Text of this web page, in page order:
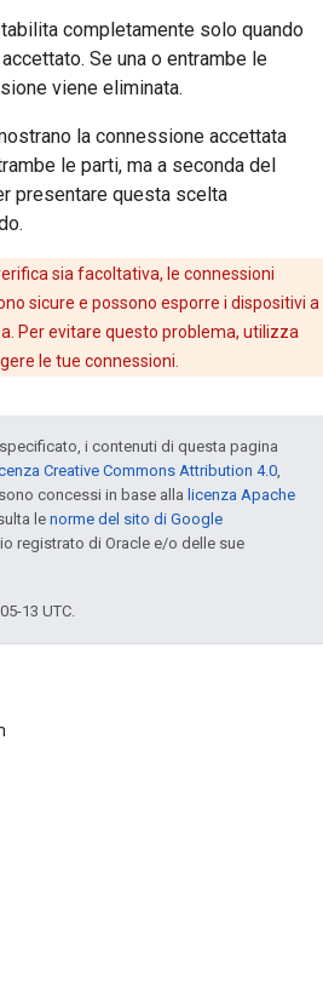
completamente solo quando
Se una o entrambe le
viene eliminata.
la connessione accettata
le parti, ma a seconda del
presentare questa scelta
sia facoltativa, le connessioni
sicure e possono esporre i dispositivi a
Per evitare questo problema, utilizza
le tue connessioni.
i contenuti di questa pagina
Creative Commons Attribution 4.0,
concessi in base alla licenza Apache
le norme del sito di Google
registrato di Oracle e/o delle sue
13 UTC.